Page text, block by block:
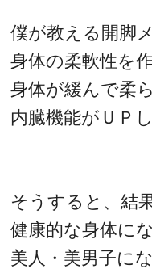
僕が教える開脚
身体の柔軟性を
身体が緩んで柔
内臓機能がＵＰ
そうすると、結
健康的な身体にな
美人・美男子に